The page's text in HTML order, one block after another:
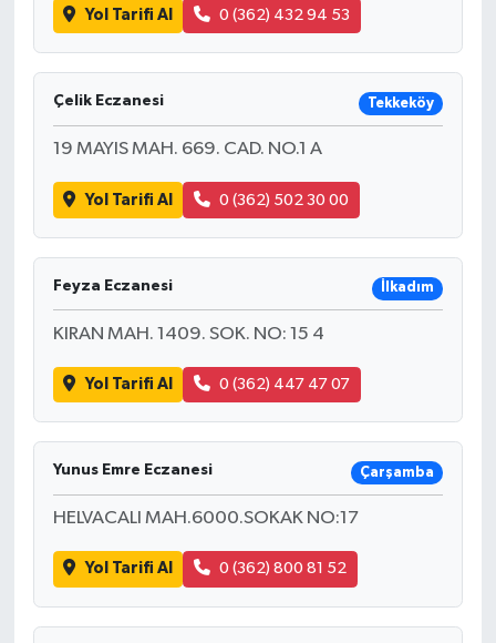
Yol Tarifi Al 0 (362) 432 94 53
Çelik Eczanesi Tekkeköy
19 MAYIS MAH. 669. CAD. NO.1 A
Yol Tarifi Al 0 (362) 502 30 00
Feyza Eczanesi İlkadım
KIRAN MAH. 1409. SOK. NO: 15 4
Yol Tarifi Al 0 (362) 447 47 07
Yunus Emre Eczanesi Çarşamba
HELVACALI MAH.6000.SOKAK NO:17
Yol Tarifi Al 0 (362) 800 81 52